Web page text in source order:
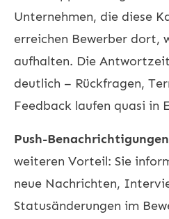
Unternehmen, die diese
erreichen Bewerber dort,
aufhalten. Die
deutlich – Rückfragen,
Feedback laufen quasi in
Push-Benachrichtigungen
weiteren Vorteil: Sie
neue Nachrichten,
Statusänderungen im